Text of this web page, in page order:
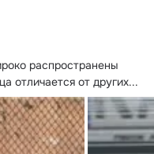
распространены
отличается от других...